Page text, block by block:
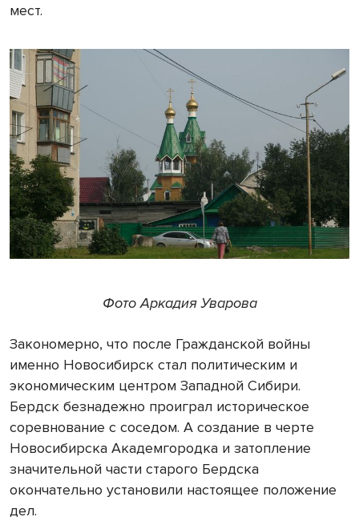
мест.
Фото Аркадия Уварова
Закономерно, что после Гражданской войны
именно Новосибирск стал политическим и
экономическим центром Западной Сибири.
Бердск безнадежно проиграл историческое
соревнование с соседом. А создание в черте
Новосибирска Академгородка и затопление
значительной части старого Бердска
окончательно установили настоящее положение
дел.